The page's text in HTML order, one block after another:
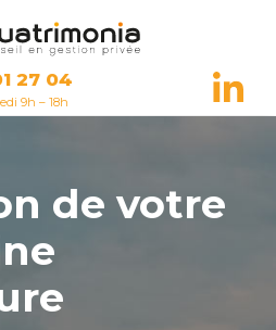
27 04
9h – 18h
de votre